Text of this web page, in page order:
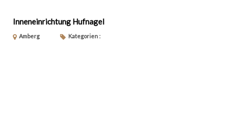
Inneneinrichtung Hufnagel
Amberg Kategorien :